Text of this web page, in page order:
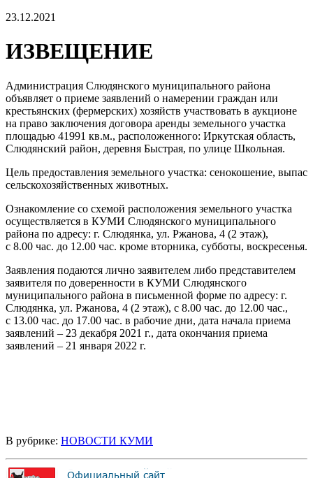
23.12.2021
ИЗВЕЩЕНИЕ
Администрация Слюдянского муниципального района
объявляет о приеме заявлений о намерении граждан или
крестьянских (фермерских) хозяйств участвовать в аукционе
на право заключения договора аренды земельного участка
площадью 41991 кв.м., расположенного: Иркутская область,
Слюдянский район, деревня Быстрая, по улице Школьная.
Цель предоставления земельного участка: сенокошение, выпас
сельскохозяйственных животных.
Ознакомление со схемой расположения земельного участка
осуществляется в КУМИ Слюдянского муниципального
района по адресу: г. Слюдянка, ул. Ржанова, 4 (2 этаж),
с 8.00 час. до 12.00 час. кроме вторника, субботы, воскресенья.
Заявления подаются лично заявителем либо представителем
заявителя по доверенности в КУМИ Слюдянского
муниципального района в письменной форме по адресу: г.
Слюдянка, ул. Ржанова, 4 (2 этаж), с 8.00 час. до 12.00 час.,
с 13.00 час. до 17.00 час. в рабочие дни, дата начала приема
заявлений – 23 декабря 2021 г., дата окончания приема
заявлений – 21 января 2022 г.
В рубрике: НОВОСТИ КУМИ